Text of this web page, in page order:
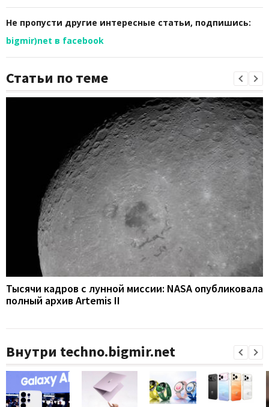
Не пропусти другие интересные статьи, подпишись:
bigmir)net в facebook
Статьи по теме
Тысячи кадров с лунной миссии: NASA опубликовала
полный архив Artemis II
Внутри techno.bigmir.net